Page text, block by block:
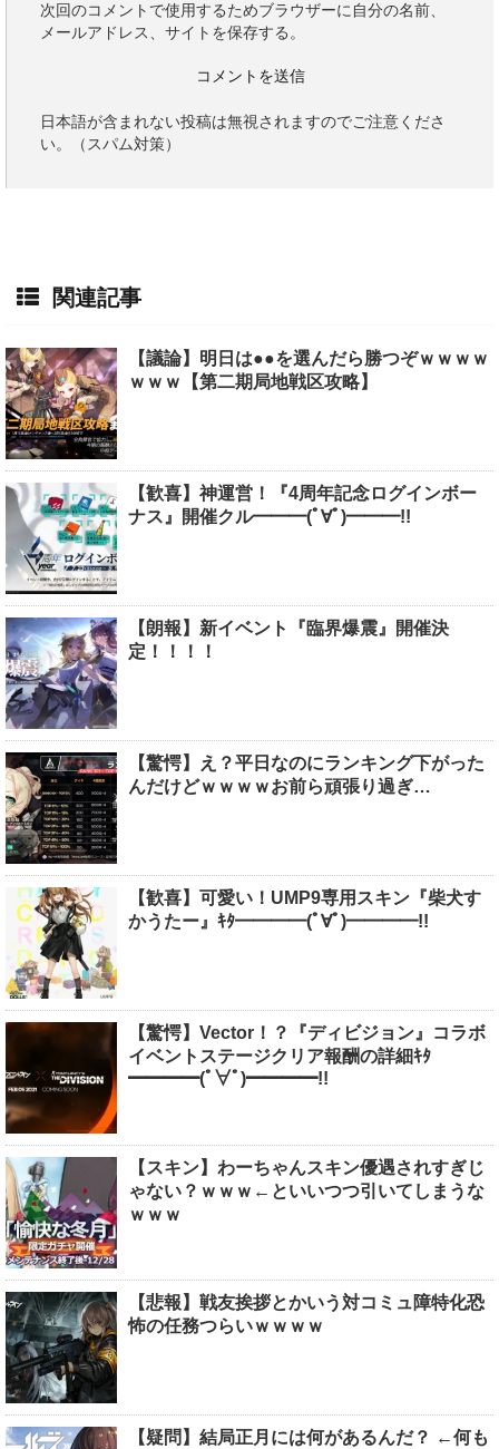
次回のコメントで使用するためブラウザーに自分の名前、
メールアドレス、サイトを保存する。
日本語が含まれない投稿は無視されますのでご注意くださ
い。（スパム対策）
関連記事
【議論】明日は●●を選んだら勝つぞｗｗｗｗ
ｗｗｗ【第二期局地戦区攻略】
【歓喜】神運営！『4周年記念ログインボー
ナス』開催クル━━━(ﾟ∀ﾟ)━━━!!
【朗報】新イベント『臨界爆震』開催決
定！！！！
【驚愕】え？平日なのにランキング下がった
んだけどｗｗｗｗお前ら頑張り過ぎ…
【歓喜】可愛い！UMP9専用スキン『柴犬す
かうたー』ｷﾀ━━━━(ﾟ∀ﾟ)━━━━!!
【驚愕】Vector！？『ディビジョン』コラボ
イベントステージクリア報酬の詳細ｷﾀ
━━━━(ﾟ∀ﾟ)━━━━!!
【スキン】わーちゃんスキン優遇されすぎじ
ゃない？ｗｗｗ←といいつつ引いてしまうな
ｗｗｗ
【悲報】戦友挨拶とかいう対コミュ障特化恐
怖の任務つらいｗｗｗｗ
【疑問】結局正月には何があるんだ？ ←何も